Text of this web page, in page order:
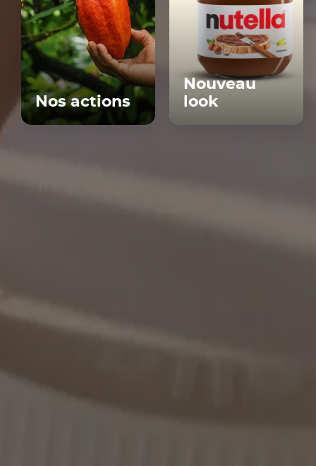
Nos actions
Nouveau
look